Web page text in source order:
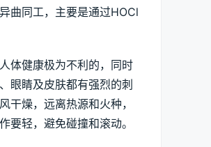
曲同工，主要是通过HOCl
体健康极为不利的，同时
眼睛及皮肤都有强烈的刺
燥，远离热源和火种，
要轻，避免碰撞和滚动。